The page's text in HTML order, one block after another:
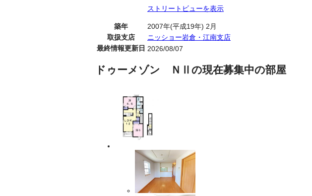
ストリートビューを表示
築年
2007年(平成19年) 2月
取扱支店
ニッショー岩倉・江南支店
最終情報更新日 2026/08/07
ドゥーメゾン ＮⅡの現在募集中の部屋